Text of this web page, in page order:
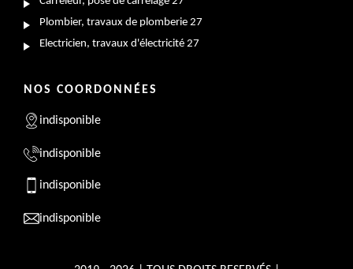
Plombier, travaux de plomberie 27
Electricien, travaux d'électricité 27
NOS COORDONNÉES
indisponible
indisponible
indisponible
indisponible